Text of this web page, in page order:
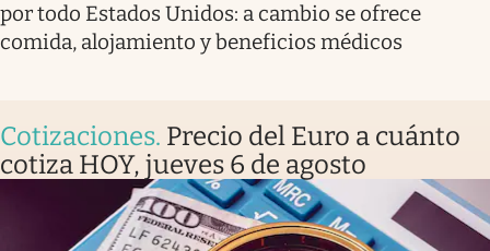
por todo Estados Unidos: a cambio se ofrece
comida, alojamiento y beneficios médicos
Cotizaciones. Precio del Euro a cuánto
cotiza HOY, jueves 6 de agosto